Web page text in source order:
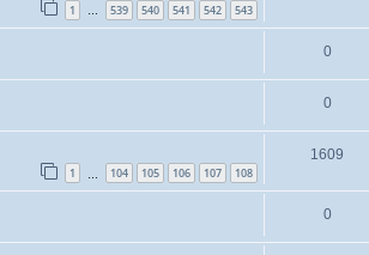
1 … 539 540 541 542 543
0
0
1 104 105 106 107 108
1609
0